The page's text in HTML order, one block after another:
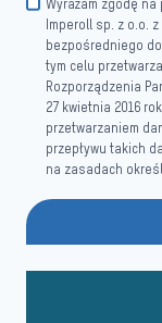
Wyrażam zgodę
Imperoll sp. z o.o.
bezpośredniego
tym celu
Rozporządzenia
27 kwietnia 2016
przetwarzaniem
przepływu takich
na zasadach